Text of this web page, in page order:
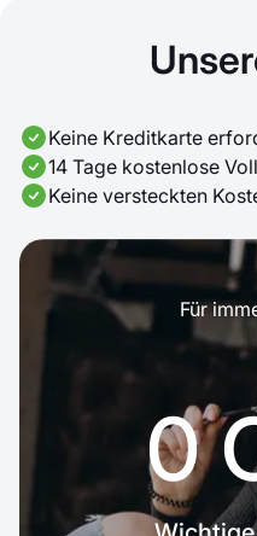
Keine Kreditkarte
14 Tage kostenlose
Keine versteckten
Für
0